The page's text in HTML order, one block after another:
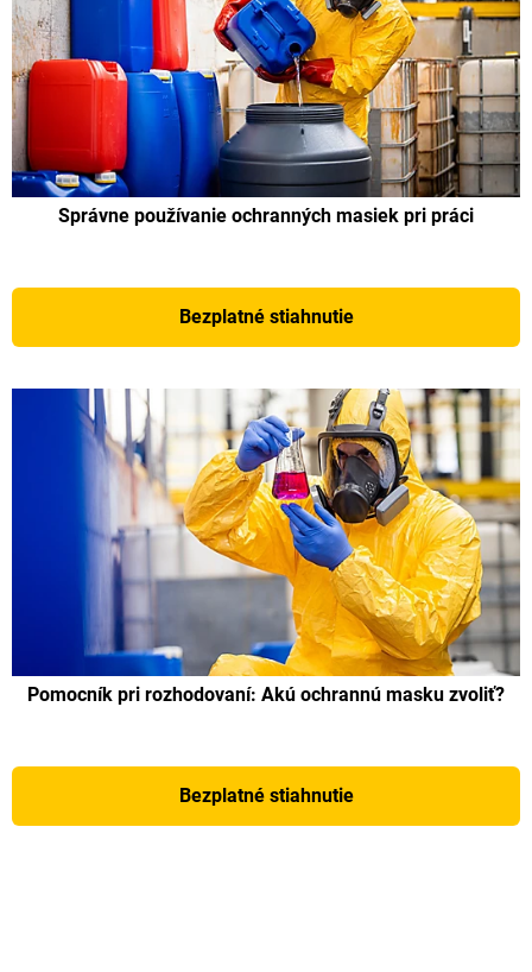
Správne používanie ochranných masiek pri práci
Bezplatné stiahnutie
Pomocník pri rozhodovaní: Akú ochrannú masku zvoliť?
Bezplatné stiahnutie